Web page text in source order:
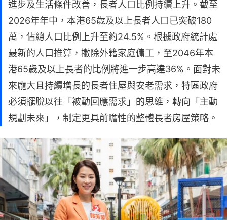
進步及生活條件改善，長者人口比例持續上升。截至
2026年年中，本港65歲及以上長者人口已突破180
萬，佔總人口比例上升至約24.5%。根據政府統計處
最新的人口推算，撇除外籍家庭傭工，至2046年本
港65歲及以上長者的比例將進一步高達36%。面對未
來龐大且持續增長的長者住屋與安老需求，特區政府
必須擺脫以往「被動回應需求」的思維，轉向「主動
規劃未來」，制定更具前瞻性的整體長者房屋策略。